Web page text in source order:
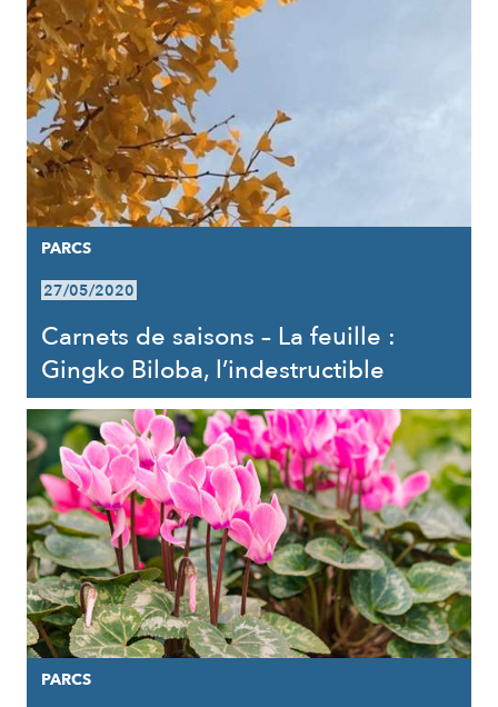
PARCS
27/05/2020
Carnets de saisons – La feuille :
Gingko Biloba, l’indestructible
PARCS